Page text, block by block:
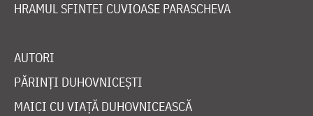
HRAMUL SFINTEI CUVIOASE PARASCHEVA
AUTORI
PĂRINȚI DUHOVNICEȘTI
MAICI CU VIAȚĂ DUHOVNICEASCĂ